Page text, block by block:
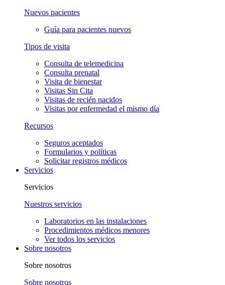
Nuevos pacientes
Guía para pacientes nuevos
Tipos de visita
Consulta de telemedicina
Consulta prenatal
Visita de bienestar
Visitas Sin Cita
Visitas de recién nacidos
Visitas por enfermedad el mismo día
Recursos
Seguros aceptados
Formularios y políticas
Solicitar registros médicos
Servicios
Servicios
Nuestros servicios
Laboratorios en las instalaciones
Procedimientos médicos menores
Ver todos los servicios
Sobre nosotros
Sobre nosotros
Sobre nosotros